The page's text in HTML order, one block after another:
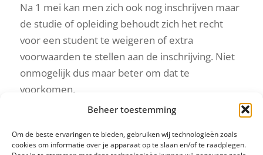
Beheer toestemming
Om de beste ervaringen te bieden, gebruiken wij technologieën zoals
cookies om informatie over je apparaat op te slaan en/of te raadplegen.
Na 1 mei kan men zich ook nog inschrijven maar
de studie of opleiding behoudt zich het recht
voor een student te weigeren of extra
voorwaarden te stellen aan de inschrijving. Niet
onmogelijk dus maar beter om dat te
voorkomen.
Lees meer